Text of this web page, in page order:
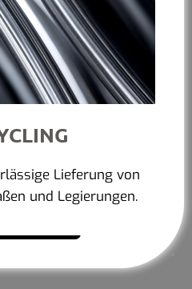
Lieferung von
und Legierungen.